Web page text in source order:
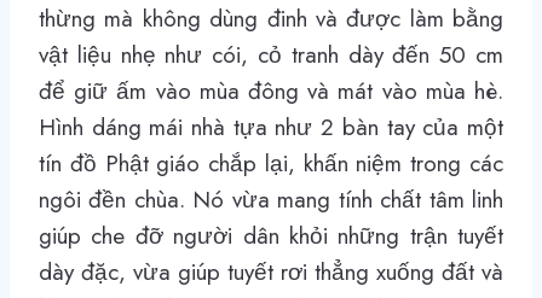
thừng mà không dùng đinh và được làm bằng
vật liệu nhẹ như cói, cỏ tranh dày đến 50 cm
để giữ ấm vào mùa đông và mát vào mùa hè.
Hình dáng mái nhà tựa như 2 bàn tay của một
tín đồ Phật giáo chắp lại, khấn niệm trong các
ngôi đền chùa. Nó vừa mang tính chất tâm linh
giúp che đỡ người dân khỏi những trận tuyết
dày đặc, vừa giúp tuyết rơi thẳng xuống đất và